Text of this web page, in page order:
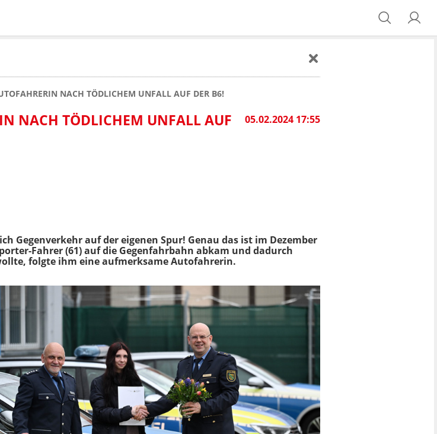
NACH TÖDLICHEM UNFALL AUF DER B6!
05.02.2024 17:55
NACH TÖDLICHEM UNFALL AUF
Gegenverkehr auf der eigenen Spur! Genau das ist im Dezember
Fahrer (61) auf die Gegenfahrbahn abkam und dadurch
folgte ihm eine aufmerksame Autofahrerin.